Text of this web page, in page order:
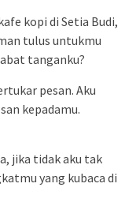
kopi di Setia Budi,
tulus untukmu
tanganku?
pesan. Aku
kepadamu.
jika tidak aku tak
yang kubaca di